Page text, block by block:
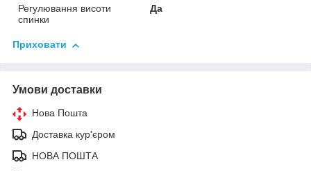
Регулювання висоти
спинки
Да
Приховати
Умови доставки
Нова Пошта
Доставка кур'єром
НОВА ПОШТА